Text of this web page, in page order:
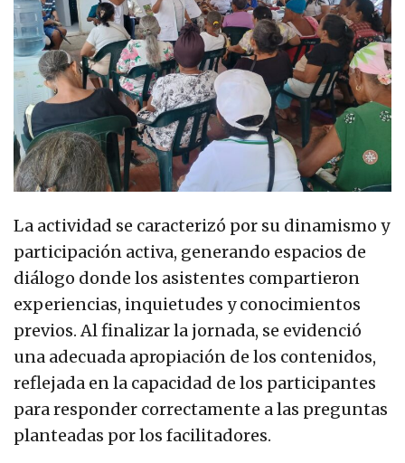
La actividad se caracterizó por su dinamismo y
participación activa, generando espacios de
diálogo donde los asistentes compartieron
experiencias, inquietudes y conocimientos
previos. Al finalizar la jornada, se evidenció
una adecuada apropiación de los contenidos,
reflejada en la capacidad de los participantes
para responder correctamente a las preguntas
planteadas por los facilitadores.